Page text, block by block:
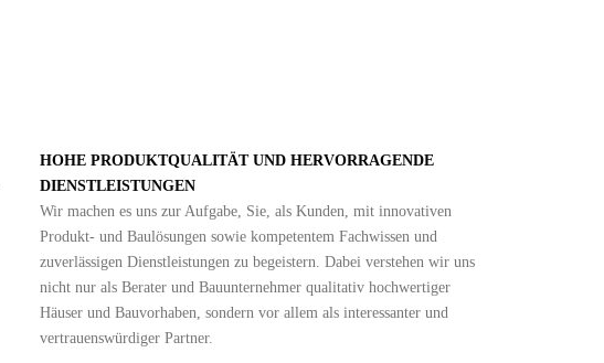
HOHE PRODUKTQUALITÄT UND HERVORRAGENDE
DIENSTLEISTUNGEN
Wir machen es uns zur Aufgabe, Sie, als Kunden, mit innovativen
Produkt- und Baulösungen sowie kompetentem Fachwissen und
zuverlässigen Dienstleistungen zu begeistern. Dabei verstehen wir uns
nicht nur als Berater und Bauunternehmer qualitativ hochwertiger
Häuser und Bauvorhaben, sondern vor allem als interessanter und
vertrauenswürdiger Partner.